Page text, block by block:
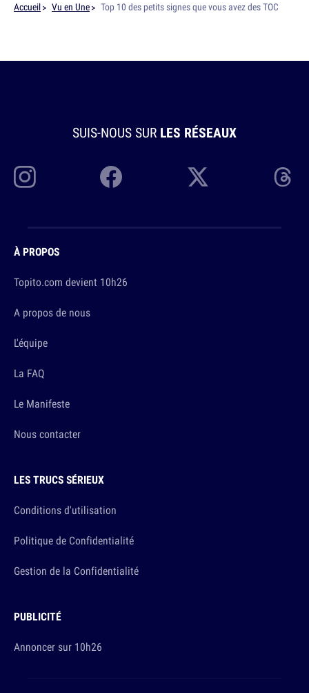
Accueil Vu en Une Top 10 des petits signes que vous avez des TOC
SUIS-NOUS SUR LES RÉSEAUX
À PROPOS
Topito.com devient 10h26
A propos de nous
L'équipe
La FAQ
Le Manifeste
Nous contacter
LES TRUCS SÉRIEUX
Conditions d'utilisation
Politique de Confidentialité
Gestion de la Confidentialité
PUBLICITÉ
Annoncer sur 10h26